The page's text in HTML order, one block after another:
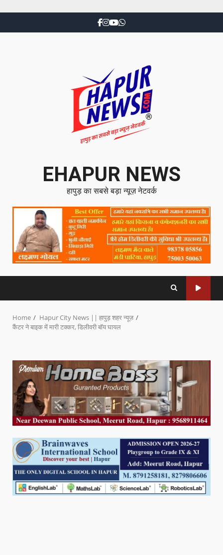
EHAPUR NEWS
हापुड़ का सबसे बड़ा न्यूज़ नेटवर्क
Home
Hapur City News || हापुड़ शहर न्यूज़
कैंटर ने बाइक में मारी टक्कर, डिलीवरी बॉय घायल